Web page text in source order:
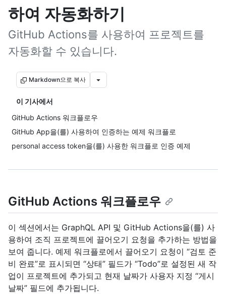
하여 자동화하기
GitHub Actions를 사용하여 프로젝트를
자동화할 수 있습니다.
Markdown으로 복사
이 기사에서
GitHub Actions 워크플로우
GitHub App을(를) 사용하여 인증하는 예제 워크플로
personal access token을(를) 사용한 워크플로 인증 예제
GitHub Actions 워크플로우
이 섹션에서는 GraphQL API 및 GitHub Actions을(를) 사
용하여 조직 프로젝트에 끌어오기 요청을 추가하는 방법을
보여 줍니다. 예제 워크플로에서 끌어오기 요청이 “검토 준
비 완료”로 표시되면 “상태” 필드가 “Todo”로 설정된 새 작
업이 프로젝트에 추가되고 현재 날짜가 사용자 지정 “게시
날짜” 필드에 추가됩니다.